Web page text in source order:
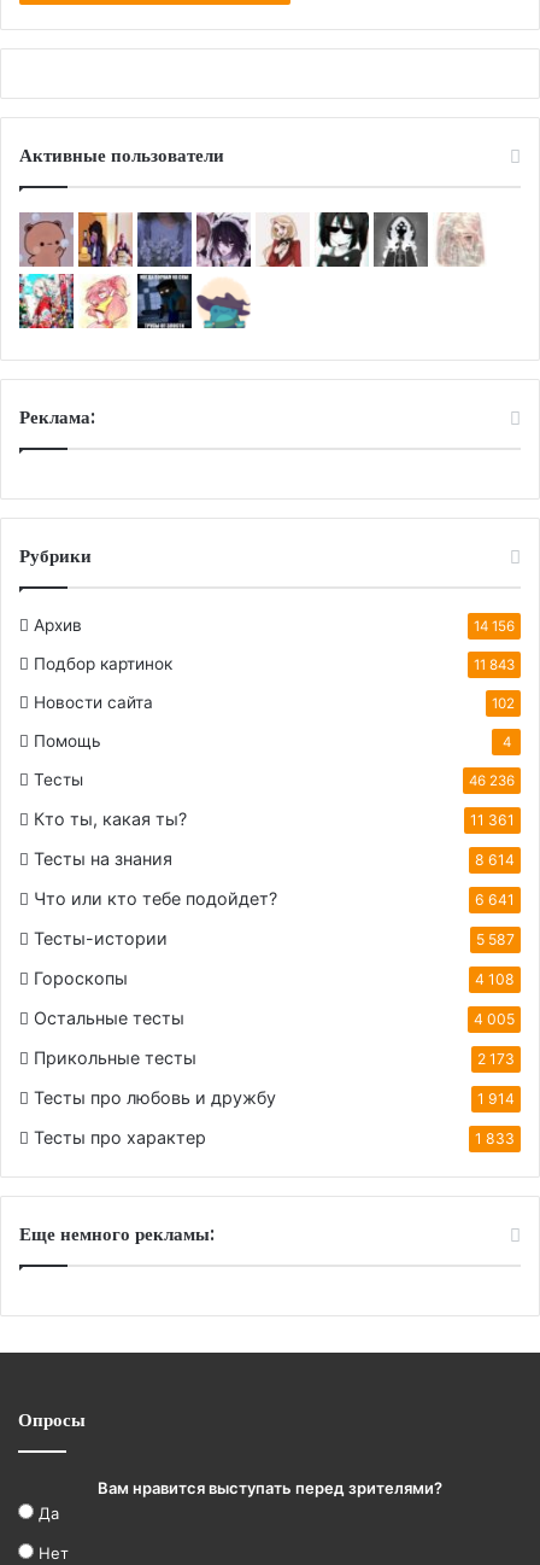
Активные пользователи
Реклама:
Рубрики
Архив 14 156
Подбор картинок 11 843
Новости сайта 102
Помощь 4
Тесты 46 236
Кто ты, какая ты? 11 361
Тесты на знания 8 614
Что или кто тебе подойдет? 6 641
Тесты-истории 5 587
Гороскопы 4 108
Остальные тесты 4 005
Прикольные тесты 2 173
Тесты про любовь и дружбу 1 914
Тесты про характер 1 833
Еще немного рекламы:
Опросы
Вам нравится выступать перед зрителями?
Да
Нет